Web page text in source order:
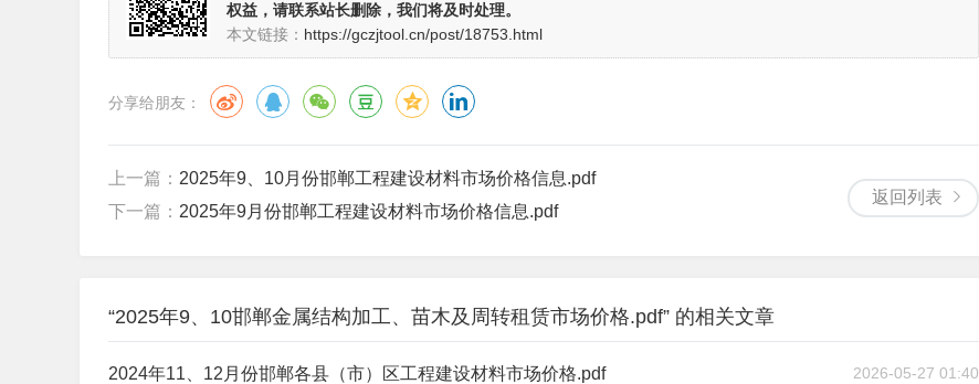
权益，请联系站长删除，我们将及时处理。
本文链接： https://gczjtool.cn/post/18753.html
分享给朋友：
返回列表
上一篇： 2025年9、10月份邯郸工程建设材料市场价格信息.pdf
下一篇： 2025年9月份邯郸工程建设材料市场价格信息.pdf
“2025年9、10邯郸金属结构加工、苗木及周转租赁市场价格.pdf” 的相关文章
2024年11、12月份邯郸各县（市）区工程建设材料市场价格.pdf 2026-05-27 01:40